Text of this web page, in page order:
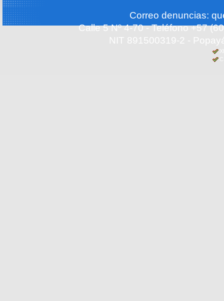
Correo denuncias:
Calle 5 Nº 4-70 - Teléfono +57
NIT 891500319-2 -